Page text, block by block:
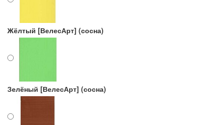
Жёлтый [ВелесАрт] (сосна)
Зелёный [ВелесАрт] (сосна)